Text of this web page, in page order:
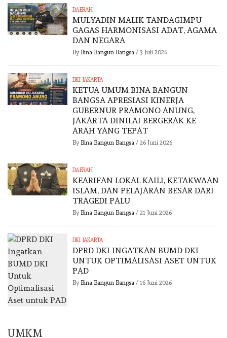
DAERAH
MULYADIN MALIK TANDAGIMPU
GAGAS HARMONISASI ADAT, AGAMA
DAN NEGARA
By Bina Bangun Bangsa/ 3 Juli 2026
DKI JAKARTA
KETUA UMUM BINA BANGUN
BANGSA APRESIASI KINERJA
GUBERNUR PRAMONO ANUNG,
JAKARTA DINILAI BERGERAK KE
ARAH YANG TEPAT
By Bina Bangun Bangsa/ 26 Juni 2026
DAERAH
KEARIFAN LOKAL KAILI, KETAKWAAN
ISLAM, DAN PELAJARAN BESAR DARI
TRAGEDI PALU
By Bina Bangun Bangsa/ 21 Juni 2026
DKI JAKARTA
DPRD DKI INGATKAN BUMD DKI
UNTUK OPTIMALISASI ASET UNTUK
PAD
By Bina Bangun Bangsa/ 16 Juni 2026
UMKM